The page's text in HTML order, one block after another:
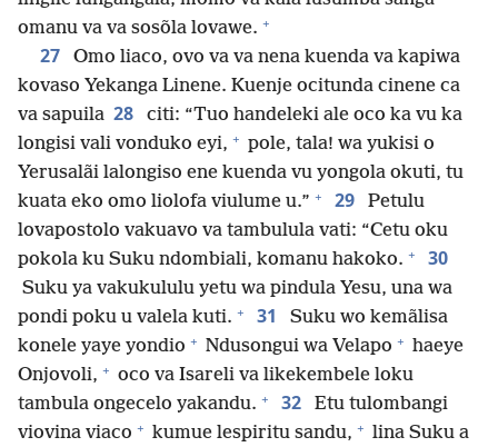
omanu va va sosõla lovawe. +
27
Omo liaco, ovo va va nena kuenda va kapiwa
kovaso Yekanga Linene. Kuenje ocitunda cinene ca
va sapuila 28
citi: “Tuo handeleki ale oco ka vu ka
longisi vali vonduko eyi, + pole, tala! wa yukisi o
Yerusalãi lalongiso ene kuenda vu yongola okuti, tu
kuata eko omo liolofa viulume u.” + 29
Petulu
lovapostolo vakuavo va tambulula vati: “Cetu oku
pokola ku Suku ndombiali, komanu hakoko. + 30
Suku ya vakukululu yetu wa pindula Yesu, una wa
pondi poku u valela kuti. + 31
Suku wo kemãlisa
konele yaye yondio + Ndusongui wa Velapo + haeye
Onjovoli, + oco va Isareli va likekembele loku
tambula ongecelo yakandu. + 32
Etu tulombangi
viovina viaco + kumue lespiritu sandu, + lina Suku a